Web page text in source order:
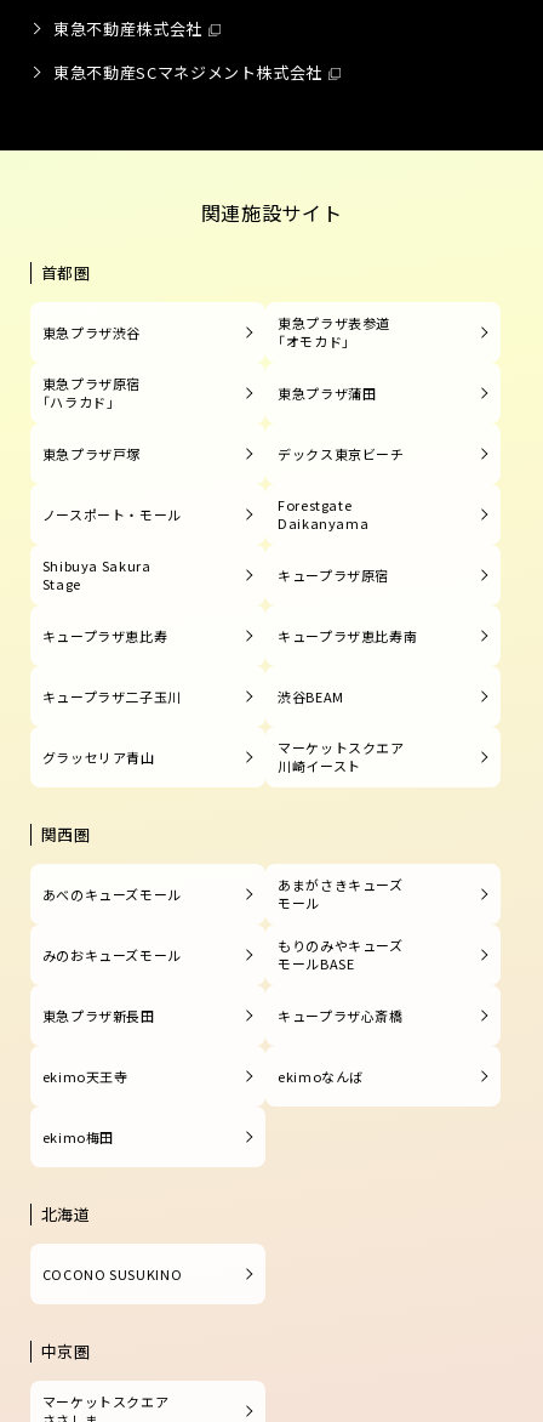
東急不動産株式会社
東急不動産SCマネジメント株式会社
関連施設サイト
首都圏
東急プラザ渋谷
東急プラザ表参道
「オモカド」
東急プラザ原宿
「ハラカド」
東急プラザ蒲田
東急プラザ戸塚 デックス東京ビーチ
ノースポート・モール
Forestgate
Daikanyama
Shibuya Sakura
Stage
キュープラザ原宿
キュープラザ恵比寿 キュープラザ恵比寿南
キュープラザ二子玉川 渋谷BEAM
グラッセリア青山
マーケットスクエア
川崎イースト
関西圏
あべのキューズモール
あまがさきキューズ
モール
みのおキューズモール
もりのみやキューズ
モールBASE
東急プラザ新長田 キュープラザ心斎橋
ekimo天王寺 ekimoなんば
ekimo梅田
北海道
COCONO SUSUKINO
中京圏
マーケットスクエア